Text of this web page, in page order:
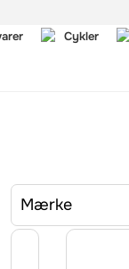
Cykler
Mærke